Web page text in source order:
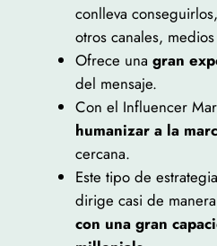
conlleva
otros canales,
Ofrece una gran
del mensaje.
Con el Influencer
humanizar a la
cercana.
Este tipo de
dirige casi de
con una gran